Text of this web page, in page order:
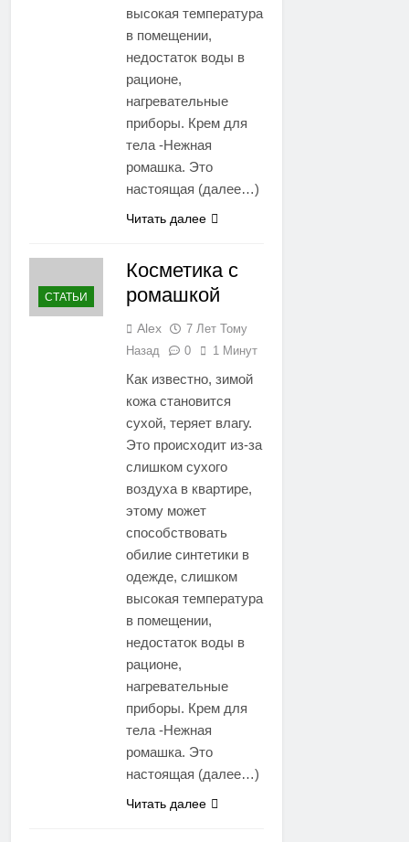
высокая температура
в помещении,
недостаток воды в
рационе,
нагревательные
приборы. Крем для
тела -Нежная
ромашка. Это
настоящая (далее…)
Читать далее
СТАТЬИ
Косметика с
ромашкой
Alex
7 Лет Тому
Назад
0 1 Минут
Как известно, зимой
кожа становится
сухой, теряет влагу.
Это происходит из-за
слишком сухого
воздуха в квартире,
этому может
способствовать
обилие синтетики в
одежде, слишком
высокая температура
в помещении,
недостаток воды в
рационе,
нагревательные
приборы. Крем для
тела -Нежная
ромашка. Это
настоящая (далее…)
Читать далее